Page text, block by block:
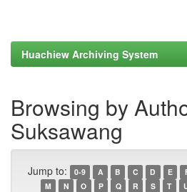
Huachiew Archiving System
Browsing by
Suksawang
Jump to: 0-9 A B C D E
M
N O P Q R S T